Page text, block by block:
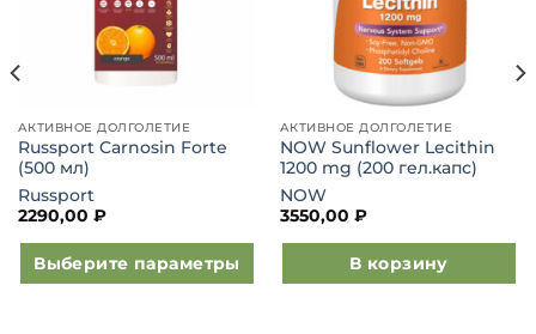
АКТИВНОЕ ДОЛГОЛЕТИЕ
Russport Carnosin Forte
(500 мл)
Russport
2290,00 ₽
Выберите параметры
АКТИВНОЕ ДОЛГОЛЕТИЕ
NOW Sunflower Lecithin
1200 mg (200 гел.капс)
NOW
3550,00 ₽
В корзину